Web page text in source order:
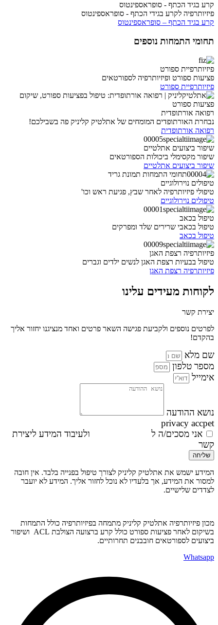
קרע בגיד הכתף - סופראספינטוס
פיזיותרפיה לקרע בגידי הכתף - סופראספינטוס
קרע בגיד הכתף – סופראספינטוס
תחומי התמחות נוספים
פיזיותרפיית ספורט
פציעות ספורט ופיזיותרפיה לספורטאים
פיזיותרפיית ספורט
רפואה אורתופדית
נבחרת האורתופדים המומחים של אתלטיק קליניק פה בשבילכם!
רפואה אורתופדית
שיפור ביצועים אתלטיים
שיפור מקסימלי ביכולות הספורטאים
שיפור ביצועים אתלטיים
טיפולים נוירולוגיים
טיפולי פיזיותרפיה לאחר שבץ, פגיעת ראש וכו'
טיפולים נוירולוגיים
טיפול בכאב
טיפול בכאבי שרירים שלד ומפרקים
טיפול בכאב
פיזיותרפיה רצפת האגן
טיפול בבעיות רצפת האגן לנשים ילדים וגברים
פיזיותרפיה רצפת האגן
לקוחות מעידים עלינו
יצירת קשר
לפרטים נוספים ולקביעת פגישה השאר פרטים ואחד מנציגנו יחזור אליך
בהקדם!
שם מלא
מספר טלפון
אימייל
נושא ההודעה
privacy accpet
אני מסכים/ה ל
ולעיבוד המידע ליצירת
קשר
שליחה
המידע ישמש את אתלטיק קליניק לצורך טיפול בפנייה בלבד. אין חובה
למסור את המידע, אך בלעדיו לא נוכל לחזור אליך. המידע לא יועבר
לצדדים שלישיים.
מכון פיזיותרפיה אתלטיק קליניק מתמחה בפיזיותרפיה כולל התמחות
בשיקום לאחר פציעות ספורט כולל קרע ברצועה הצולבת ACL ושיפור
ביצועים לספורטאים חובבנים תחרותיים.
Whatsapp